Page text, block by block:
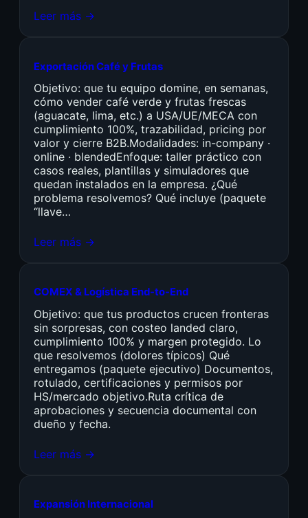
Leer más →
Exportación Café y Frutas
Objetivo: que tu equipo domine, en semanas,
cómo vender café verde y frutas frescas
(aguacate, lima, etc.) a USA/UE/MECA con
cumplimiento 100%, trazabilidad, pricing por
valor y cierre B2B.Modalidades: in-company ·
online · blendedEnfoque: taller práctico con
casos reales, plantillas y simuladores que
quedan instalados en la empresa. ¿Qué
problema resolvemos? Qué incluye (paquete
“llave…
Leer más →
COMEX & Logística End-to-End
Objetivo: que tus productos crucen fronteras
sin sorpresas, con costeo landed claro,
cumplimiento 100% y margen protegido. Lo
que resolvemos (dolores típicos) Qué
entregamos (paquete ejecutivo) Documentos,
rotulado, certificaciones y permisos por
HS/mercado objetivo.Ruta crítica de
aprobaciones y secuencia documental con
dueño y fecha.
Leer más →
Expansión Internacional